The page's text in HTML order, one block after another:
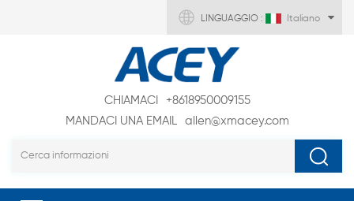
LINGUAGGIO : Italiano
CHIAMACI
+8618950009155
MANDACI UNA EMAIL
allen@xmacey.com